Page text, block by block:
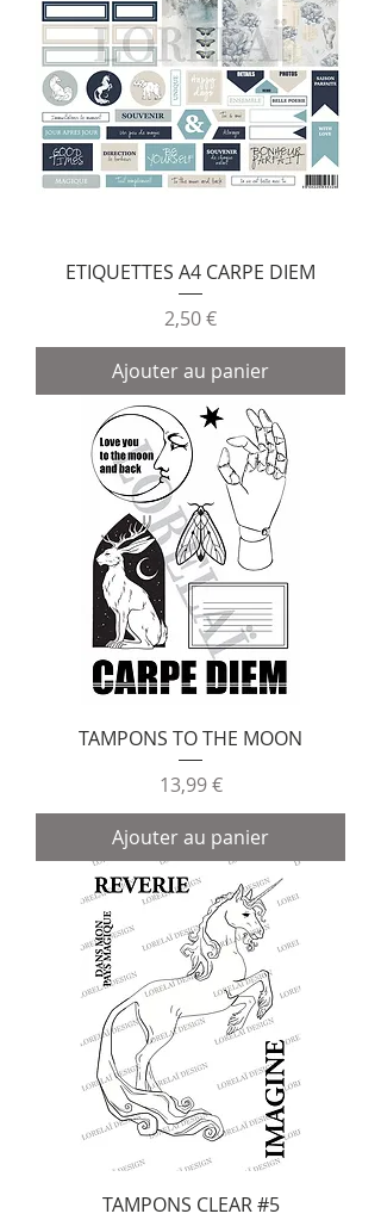
ETIQUETTES A4 CARPE DIEM
Prix
2,50 €
Ajouter au panier
TAMPONS TO THE MOON
Prix
13,99 €
Ajouter au panier
TAMPONS CLEAR #5